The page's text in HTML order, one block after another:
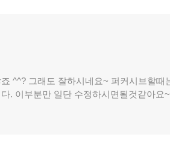
^^? 그래도 잘하시네요~ 퍼커시브할
. 이부분만 일단 수정하시면될것같아요~